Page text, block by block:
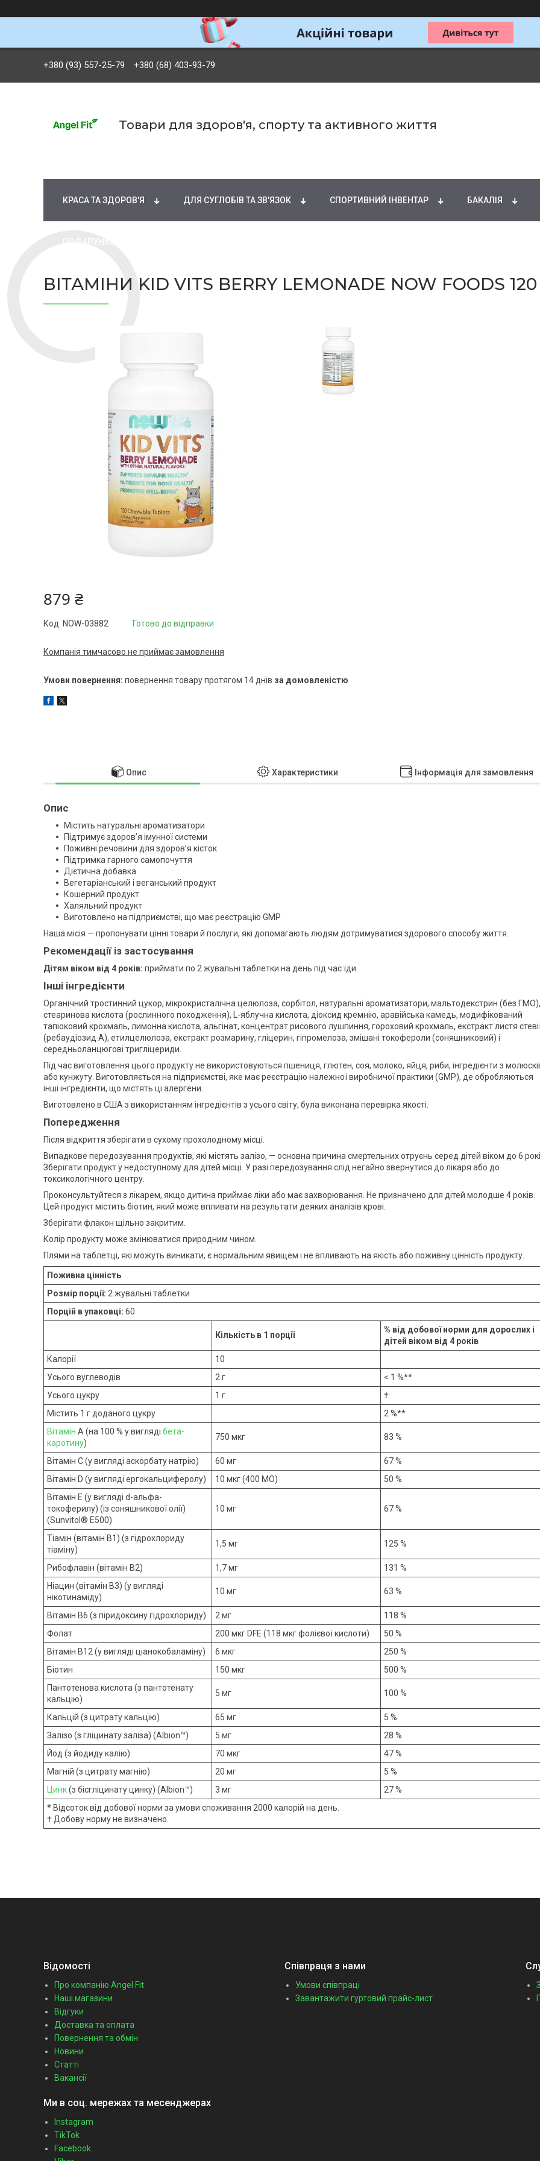
+380 (93) 557-25-79 +380 (68) 403-93-79
Товари для здоров'я, спорту та активного життя
КРАСА ТА ЗДОРОВ'Я ДЛЯ СУГЛОБІВ ТА ЗВ'ЯЗОК СПОРТИВНИЙ ІНВЕНТАР БАКАЛІЯ
ВІТАМІНИ KID VITS BERRY LEMONADE NOW FOODS
879 ₴
Готово до відправки
Код: NOW-03882
Компанія тимчасово не приймає замовлення
повернення товару протягом 14 днів за домовленістю
Опис Характеристики Інформація для замовлення
Опис
Містить натуральні ароматизатори
Підтримує здоров’я імунної системи
Поживні речовини для здоров’я кісток
Підтримка гарного самопочуття
Дієтична добавка
Вегетаріанський і веганський продукт
Кошерний продукт
Халяльний продукт
Виготовлено на підприємстві, що має реєстрацію GMP
Наша місія — пропонувати цінні товари й послуги, які допомагають людям дотримуватися здорового способу життя.
Рекомендації із застосування
Дітям віком від 4 років: приймати по 2 жувальні таблетки на день під час їди.
Інші інгредієнти
Органічний тростинний цукор, мікрокристалічна целюлоза, сорбітол, натуральні ароматизатори, мальтодекстрин (без ГМО),
стеаринова кислота (рослинного походження), L-яблучна кислота, діоксид кремнію, аравійська камедь, модифікований
тапіоковий крохмаль, лимонна кислота, альгінат, концентрат рисового лушпиння, гороховий крохмаль, екстракт листя
(ребаудіозид А), етилцелюлоза, екстракт розмарину, гліцерин, гіпромелоза, змішані токофероли (соняшниковий) і
середньоланцюгові тригліцериди.
Під час виготовлення цього продукту не використовуються пшениця, глютен, соя, молоко, яйця, риби, інгредієнти з
або кунжуту. Виготовляється на підприємстві, яке має реєстрацію належної виробничої практики (GMP), де обробляються
інші інгредієнти, що містять ці алергени.
Виготовлено в США з використанням інгредієнтів з усього світу, була виконана перевірка якості.
Попередження
Після відкриття зберігати в сухому прохолодному місці.
Випадкове передозування продуктів, які містять залізо, — основна причина смертельних отруєнь серед дітей віком до 6
Зберігати продукт у недоступному для дітей місці. У разі передозування слід негайно звернутися до лікаря або до
токсикологічного центру.
Проконсультуйтеся з лікарем, якщо дитина приймає ліки або має захворювання. Не призначено для дітей молодше 4 років.
Цей продукт містить біотин, який може впливати на результати деяких аналізів крові.
Зберігати флакон щільно закритим.
Колір продукту може змінюватися природним чином.
Плями на таблетці, які можуть виникати, є нормальним явищем і не впливають на якість або поживну цінність продукту.
Поживна цінність
Розмір порції: 2 жувальні таблетки
Порцій в упаковці: 60
Кількість в 1 порції
% від добової норми для дорослих і
дітей віком від 4 років
Калорії
10
Усього вуглеводів
2 г
< 1 %**
Усього цукру
1 г
†
Містить 1 г доданого цукру
2 %**
Вітамін A (на 100 % у вигляді бета-
каротину)
750 мкг 83 %
Вітамін C (у вигляді аскорбату натрію) 60 мг
67 %
Вітамін D (у вигляді ергокальциферолу)
10 мкг (400 МО)
50 %
Вітамін E (у вигляді d-альфа-
токоферилу) (із соняшникової олії)
(Sunvitol® E500)
10 мг 67 %
Тіамін (вітамін B1) (з гідрохлориду
тіаміну)
1,5 мг 125 %
Рибофлавін (вітамін B2) 1,7 мг
131 %
Ніацин (вітамін В3) (у вигляді
нікотинаміду)
10 мг 63 %
Вітамін B6 (з піридоксину гідрохлориду) 2 мг
118 %
Фолат
200 мкг DFE (118 мкг фолієвої кислоти)
50 %
Вітамін B12 (у вигляді ціанокобаламіну)
6 мкг
250 %
Біотин
150 мкг
500 %
Пантотенова кислота (з пантотенату
кальцію)
5 мг 100 %
Кальцій (з цитрату кальцію) 65 мг
5 %
Залізо (з гліцинату заліза) (Albion™)
5 мг
28 %
Йод (з йодиду калію)
70 мкг
47 %
Магній (з цитрату магнію)
20 мг
5 %
Цинк(з бісгліцинату цинку) (Albion™) 3 мг
27 %
* Відсоток від добової норми за умови споживання 2000 калорій на день.
† Добову норму не визначено.
Відомості
Про компанію Angel Fit
Наші магазини
Відгуки
Доставка та оплата
Повернення та обмін
Новини
Статті
Вакансії
Співпраця з нами
Умови співпраці
Завантажити гуртовий прайс-лист
Ми в соц. мережах та месенджерах
Instagram
TikTok
Facebook